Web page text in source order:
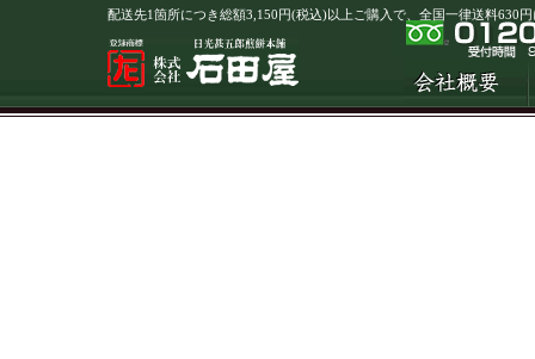
配送先1箇所につき総額3,150円(税込)以上ご購入で、全国一律送料630